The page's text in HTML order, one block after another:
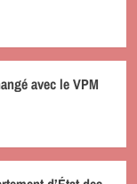
avec le VPM